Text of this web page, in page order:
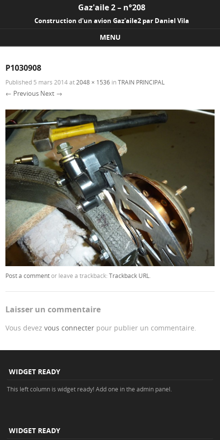
Gaz'aile 2 – n°208
Construction d'un avion Gaz'aile2 par Daniel Vila
MENU
P1030908
Published 5 mars 2014at 2048 × 1536 inTRAIN PRINCIPAL
← Previous Next →
Post a commentor leave a trackback:Trackback URL
Laisser un commentaire
Vous devezvous connecter pour publier un commentaire.
WIDGET READY
This left column is widget ready! Add one in the admin panel.
WIDGET READY